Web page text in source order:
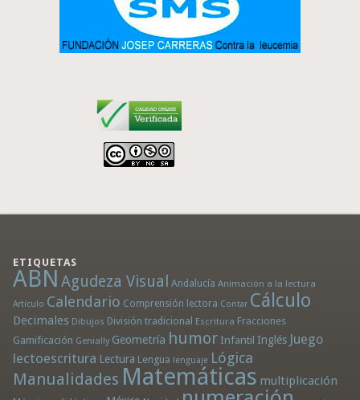
ETIQUETAS
ABN Agudeza Visual Andalucía Animación a la lectura
Artículo Calendario Comprensión lectora Contar Cálculo
Decimales Dibujos División tradicional Escritura Fracciones
Gamificación Genially Geometría humor Infantil Inglés Juego
lectoescritura Lectura Lengua lenguaje Lógica
Manualidades Matemáticas multiplicación